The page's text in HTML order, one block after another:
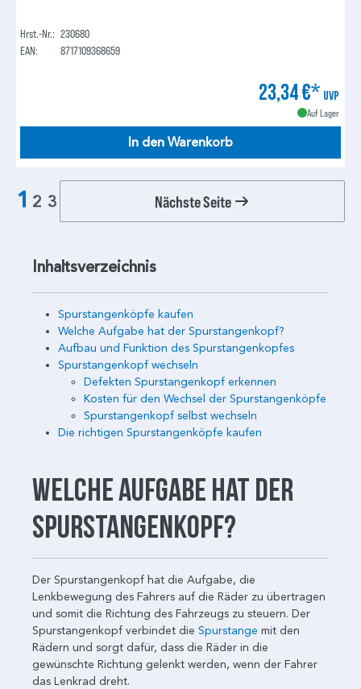
Hrst.-Nr.: 230680
EAN:
8717109368659
23,34 €* UVP
Auf Lager
In den Warenkorb
1 2 3 Nächste Seite
Inhaltsverzeichnis
Spurstangenköpfe kaufen
Welche Aufgabe hat der Spurstangenkopf?
Aufbau und Funktion des Spurstangenkopfes
Spurstangenkopf wechseln
Defekten Spurstangenkopf erkennen
Kosten für den Wechsel der Spurstangenköpfe
Spurstangenkopf selbst wechseln
Die richtigen Spurstangenköpfe kaufen
Welche Aufgabe hat der
Spurstangenkopf?
Der Spurstangenkopf hat die Aufgabe, die
Lenkbewegung des Fahrers auf die Räder zu übertragen
und somit die Richtung des Fahrzeugs zu steuern. Der
Spurstangenkopf verbindet die Spurstange mit den
Rädern und sorgt dafür, dass die Räder in die
gewünschte Richtung gelenkt werden, wenn der Fahrer
das Lenkrad dreht.